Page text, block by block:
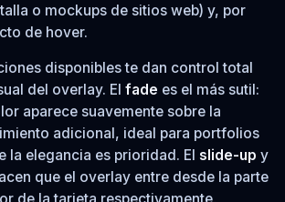
o mockups de sitios web) y, por
de hover.
disponibles te dan control total
del overlay. El fade es el más sutil:
aparece suavemente sobre la
adicional, ideal para portfolios
la elegancia es prioridad. El slide-up y
que el overlay entre desde la parte